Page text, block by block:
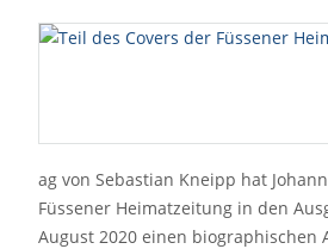
ag von Sebastian Kneipp hat
Füssener Heimatzeitung in den
August 2020 einen biographischen